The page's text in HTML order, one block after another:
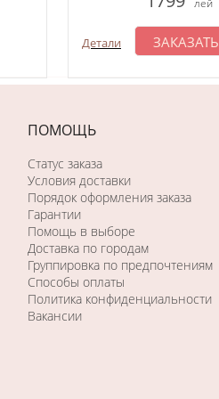
лей
Детали ЗАКАЗАТЬ
ПОМОЩЬ
Статус заказа
Условия доставки
Порядок оформления заказа
Гарантии
Помощь в выборе
Доставка по городам
Группировка по предпочтениям
Способы оплаты
Политика конфиденциальности
Вакансии